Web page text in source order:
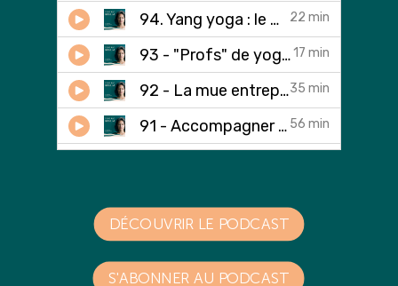
DÉCOUVRIR LE PODCAST
S'ABONNER AU PODCAST